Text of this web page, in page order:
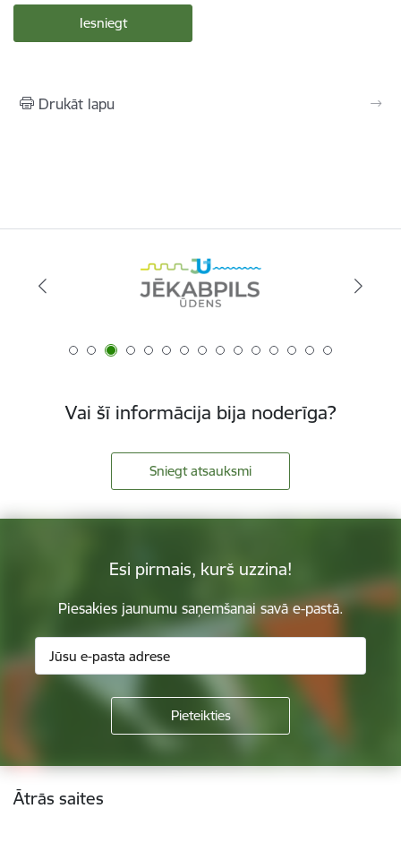
Drukāt lapu
Vai šī informācija bija noderīga?
Sniegt atsauksmi
Esi pirmais, kurš uzzina!
Piesakies jaunumu saņemšanai savā e-pastā.
Kājene
Ātrās saites